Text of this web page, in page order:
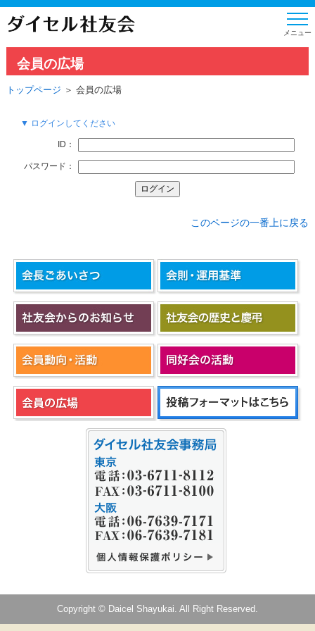
会員の広場
トップページ ＞ 会員の広場
▼ ログインしてください
ID：
パスワード：
このページの一番上に戻る
Copyright © Daicel Shayukai. All Right Reserved.